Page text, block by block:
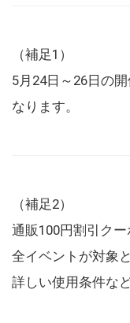
（補足1）
5月24日～26日の
なります。
（補足2）
通販100円割引ク
全イベントが対象
詳しい使用条件な